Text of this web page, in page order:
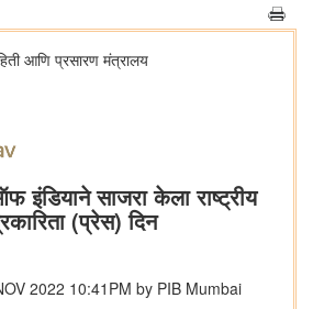
आणि प्रसारण मंत्रालय
इंडियाने साजरा केला राष्ट्रीय
(प्रेस) दिन
NOV 2022 10:41PM by PIB Mumbai